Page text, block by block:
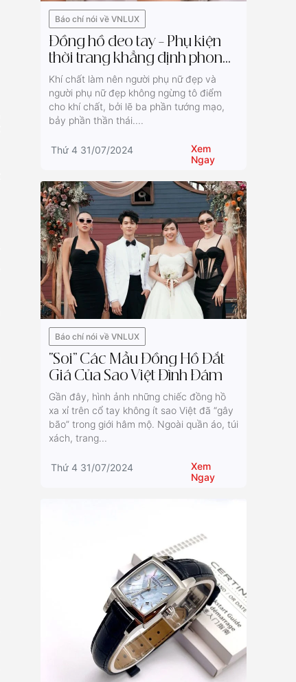
Báo chí nói về VNLUX
Đồng hồ đeo tay – Phụ kiện
thời trang khẳng định phong
thái phái đẹp
Khí chất làm nên người phụ nữ đẹp và
người phụ nữ đẹp không ngừng tô điểm
cho khí chất, bởi lẽ ba phần tướng mạo,
bảy phần thần thái....
Thứ 4 31/07/2024
Xem
Ngay
Báo chí nói về VNLUX
“Soi” Các Mẫu Đồng Hồ Đắt
Giá Của Sao Việt Đình Đám
Gần đây, hình ảnh những chiếc đồng hồ
xa xỉ trên cổ tay không ít sao Việt đã “gây
bão” trong giới hâm mộ. Ngoài quần áo, túi
xách, trang...
Thứ 4 31/07/2024
Xem
Ngay